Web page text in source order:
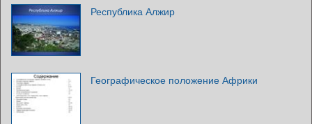
Республика Алжир
Географическое положение Африки